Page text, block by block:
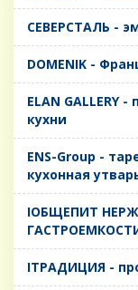
CЕВЕРСТАЛЬ -
DOMENIK -
ELAN GALLERY
кухни
ENS-Group -
кухонная
IОБЩЕПИТ
IТРАДИЦИЯ -